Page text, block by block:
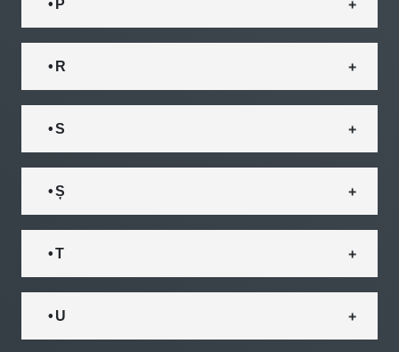
• P
• R
• S
• Ș
• T
• U